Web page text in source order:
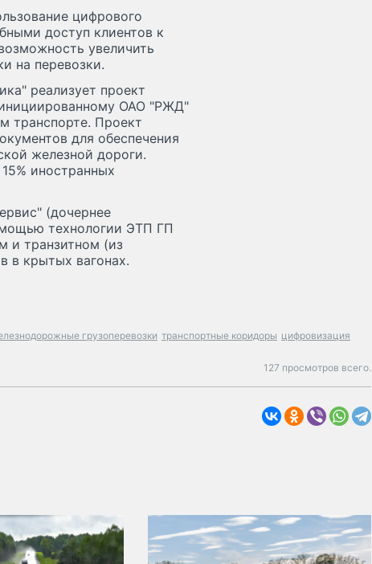
цифрового
доступ клиентов к
увеличить
на перевозки.
реализует проект
инициированному ОАО "РЖД"
транспорте. Проект
для обеспечения
железной дороги.
иностранных
(дочернее
технологии ЭТП ГП
и транзитном (из
в крытых вагонах.
грузоперевозки транспортные коридоры цифровизация
127 просмотров всего.